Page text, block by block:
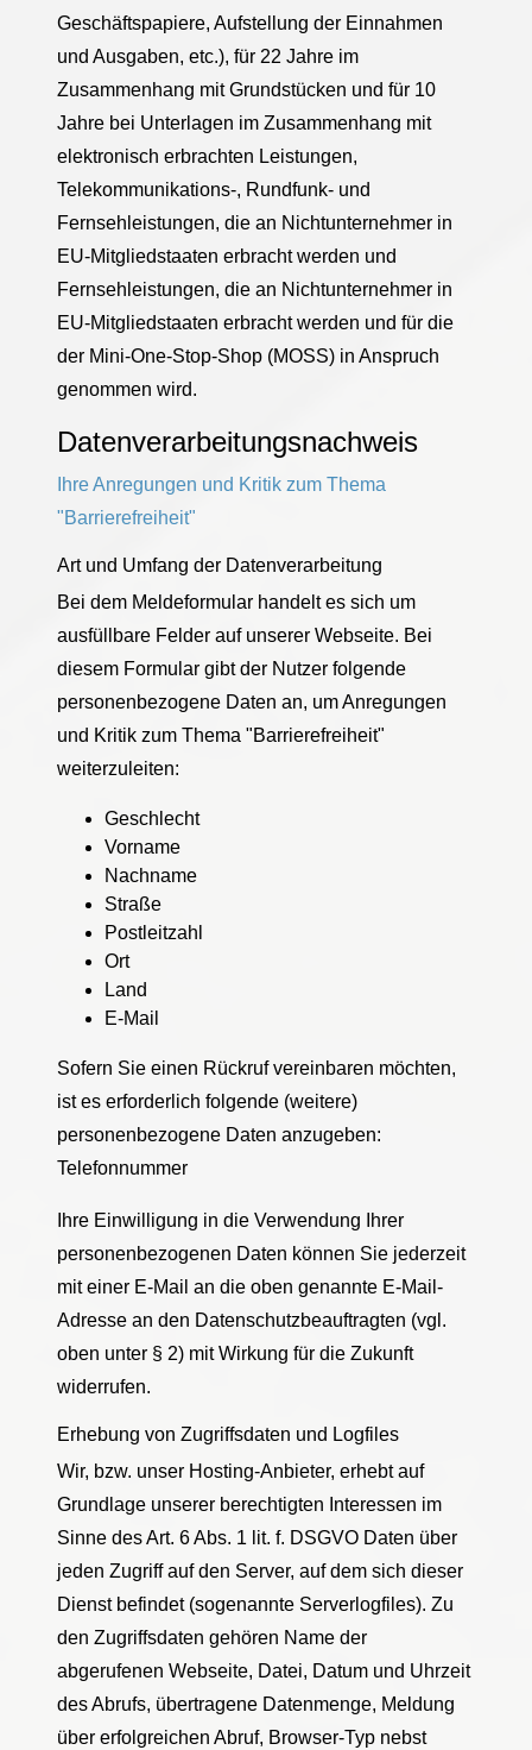
Geschäftspapiere, Aufstellung der Einnahmen
und Ausgaben, etc.), für 22 Jahre im
Zusammenhang mit Grundstücken und für 10
Jahre bei Unterlagen im Zusammenhang mit
elektronisch erbrachten Leistungen,
Telekommunikations-, Rundfunk- und
Fernsehleistungen, die an Nichtunternehmer in
EU-Mitgliedstaaten erbracht werden und
Fernsehleistungen, die an Nichtunternehmer in
EU-Mitgliedstaaten erbracht werden und für die
der Mini-One-Stop-Shop (MOSS) in Anspruch
genommen wird.
Datenverarbeitungsnachweis
Ihre Anregungen und Kritik zum Thema
"Barrierefreiheit"
Art und Umfang der Datenverarbeitung
Bei dem Meldeformular handelt es sich um
ausfüllbare Felder auf unserer Webseite. Bei
diesem Formular gibt der Nutzer folgende
personenbezogene Daten an, um Anregungen
und Kritik zum Thema "Barrierefreiheit"
weiterzuleiten:
Geschlecht
Vorname
Nachname
Straße
Postleitzahl
Ort
Land
E-Mail
Sofern Sie einen Rückruf vereinbaren möchten,
ist es erforderlich folgende (weitere)
personenbezogene Daten anzugeben:
Telefonnummer
Ihre Einwilligung in die Verwendung Ihrer
personenbezogenen Daten können Sie jederzeit
mit einer E-Mail an die oben genannte E-Mail-
Adresse an den Datenschutzbeauftragten (vgl.
oben unter § 2) mit Wirkung für die Zukunft
widerrufen.
Erhebung von Zugriffsdaten und Logfiles
Wir, bzw. unser Hosting-Anbieter, erhebt auf
Grundlage unserer berechtigten Interessen im
Sinne des Art. 6 Abs. 1 lit. f. DSGVO Daten über
jeden Zugriff auf den Server, auf dem sich dieser
Dienst befindet (sogenannte Serverlogfiles). Zu
den Zugriffsdaten gehören Name der
abgerufenen Webseite, Datei, Datum und Uhrzeit
des Abrufs, übertragene Datenmenge, Meldung
über erfolgreichen Abruf, Browser-Typ nebst